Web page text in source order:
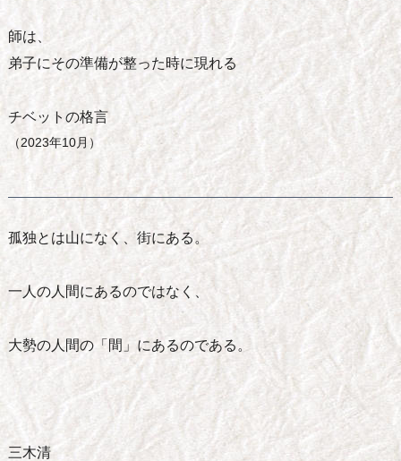
師は、
弟子にその準備が整った時に現れる
チベットの格言
（2023年10月）
孤独とは山になく、街にある。
一人の人間にあるのではなく、
大勢の人間の「間」にあるのである。
三木清